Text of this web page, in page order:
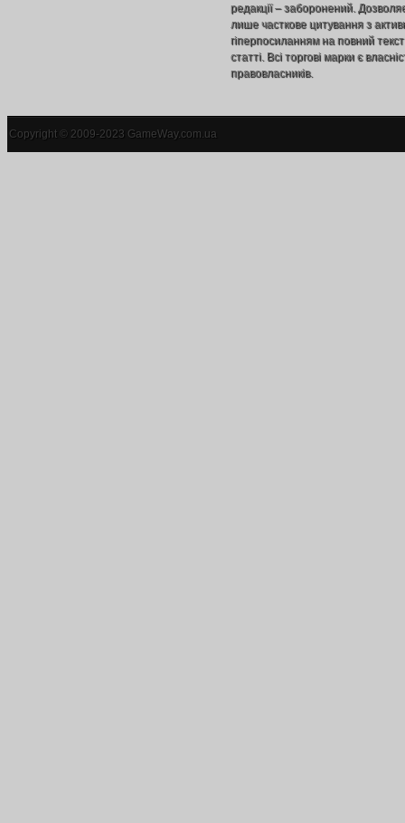
редакції – заборонений.
лише часткове цитування з
гіперпосиланням на повний текст
статті. Всі торгові марки є
правовласників.
Copyright © 2009-2023 GameWay.com.ua